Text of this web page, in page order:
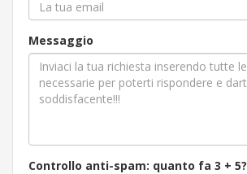
Messaggio
Controllo anti-spam: quanto fa 3 + 5?